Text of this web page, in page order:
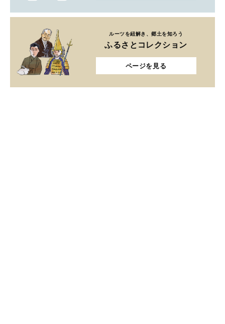
ルーツを紐解き、郷土を知ろう
ふるさとコレクション
ページを見る